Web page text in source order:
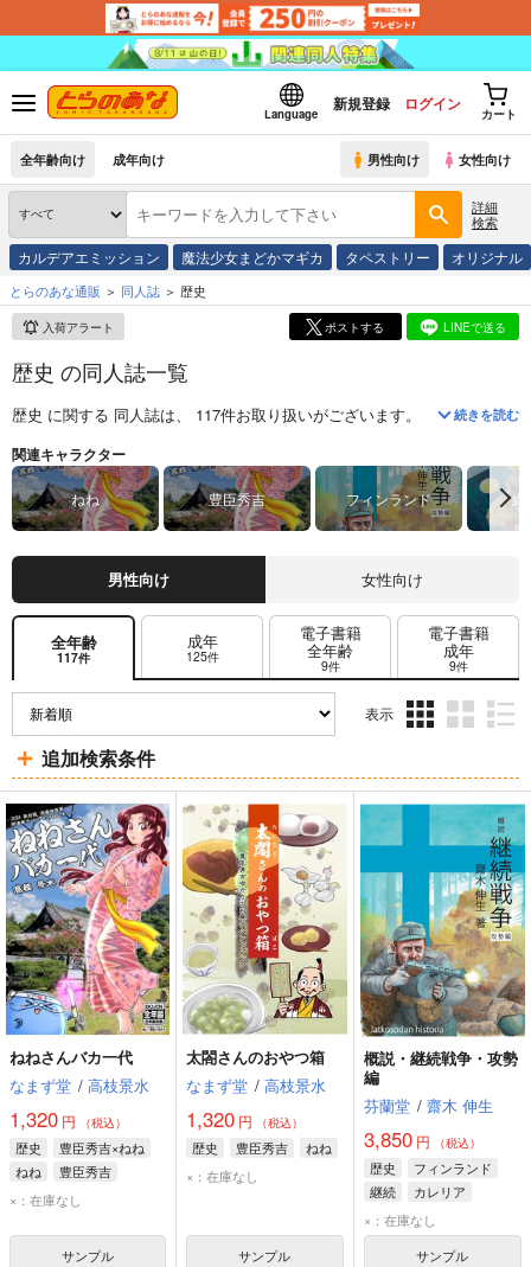
Language
新規登録 ログイン
カート
全年齢向け 成年向け 男性向け 女性向け
詳細
検索
カルデアエミッション 魔法少女まどかマギカ タペストリー オリジナル
とらのあな通販 同人誌 歴史
入荷アラート ポストする LINEで送る
歴史 の同人誌一覧
歴史 に関する 同人誌は、 117件お取り扱いがございます。 「ねねさんバ
続きを読む
関連キャラクター
ねね 豊臣秀吉 フィンランド 織
男性向け 女性向け
全年齢
117件
成年
125件
電子書籍
全年齢
9件
電子書籍
成年
9件
表示
ム
表
ム
表
示
ム
表
示
追加検索条件
ねねさんバカ一代
なまず堂 / 高枝景水
1,320 円 （税込）
歴史
豊臣秀吉×ねね
ねね
豊臣秀吉
×：在庫なし
サンプル
太閤さんのおやつ箱
なまず堂 / 高枝景水
1,320 円 （税込）
歴史 豊臣秀吉
ねね
×：在庫なし
サンプル
概説・継続戦争・攻勢
編
芬蘭堂 / 齋木 伸生
3,850円 （税込）
歴史
フィンランド
継続
カレリア
×：在庫なし
サンプル